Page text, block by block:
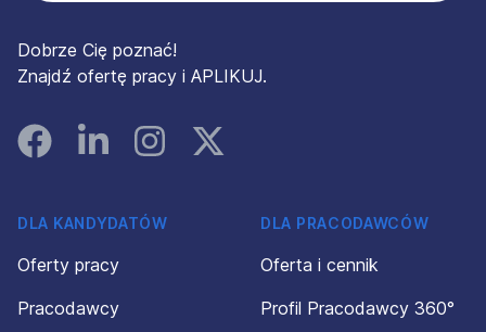
Dobrze Cię poznać!
Znajdź ofertę pracy i APLIKUJ.
FacebookLinked InInstagramInstagram
DLA KANDYDATÓW
Oferty pracy
Pracodawcy
DLA PRACODAWCÓW
Oferta i cennik
Profil Pracodawcy 360°